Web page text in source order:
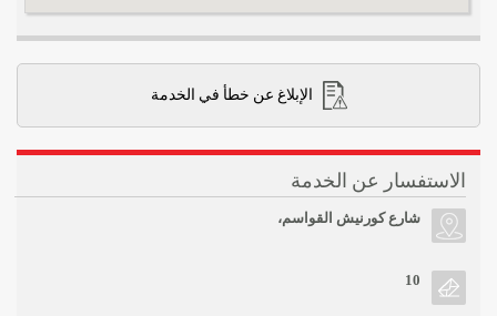
الإبلاغ عن خطأ في الخدمة
الاستفسار عن الخدمة
شارع كورنيش القواسم،
10